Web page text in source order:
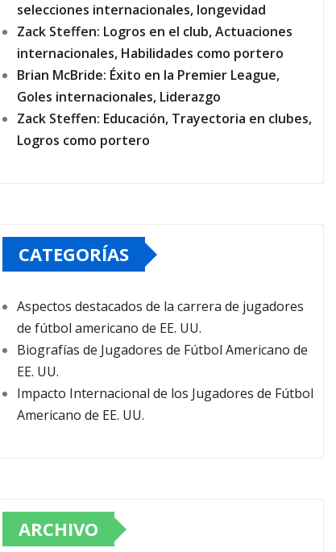
selecciones internacionales, longevidad
Zack Steffen: Logros en el club, Actuaciones
internacionales, Habilidades como portero
Brian McBride: Éxito en la Premier League,
Goles internacionales, Liderazgo
Zack Steffen: Educación, Trayectoria en clubes,
Logros como portero
CATEGORÍAS
Aspectos destacados de la carrera de jugadores
de fútbol americano de EE. UU.
Biografías de Jugadores de Fútbol Americano de
EE. UU.
Impacto Internacional de los Jugadores de Fútbol
Americano de EE. UU.
ARCHIVO